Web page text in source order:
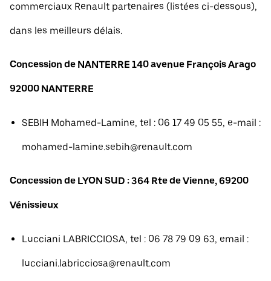
commerciaux Renault partenaires (listées ci-dessous),
dans les meilleurs délais.
Concession de NANTERRE 140 avenue François Arago
92000 NANTERRE
SEBIH Mohamed-Lamine, tel : 06 17 49 05 55, e-mail :
mohamed-lamine.sebih@renault.com
Concession de LYON SUD : 364 Rte de Vienne, 69200
Vénissieux
Lucciani LABRICCIOSA, tel : 06 78 79 09 63, email :
lucciani.labricciosa@renault.com